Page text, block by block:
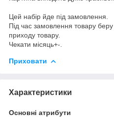
Цей набір йде під замовлення.
Під час замовлення товару
приходу товару.
Чекати місяць+-.
Приховати
Характеристики
Основні атрибути